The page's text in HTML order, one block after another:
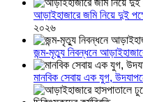
আড়াইহাজারে জমি নিয়ে দুই
২০২৬
জন্ম-মৃত্যু নিবন্ধনে
মানবিক সেবায় এক যুগ,